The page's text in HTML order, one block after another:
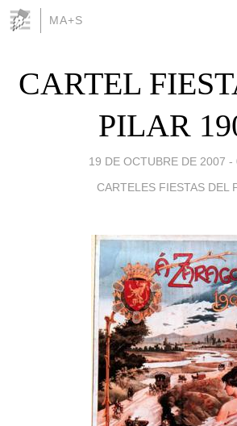
MA+S
CARTEL
PILAR
19 DE OCTUBRE DE 2007 -
CARTELES FIESTAS DEL